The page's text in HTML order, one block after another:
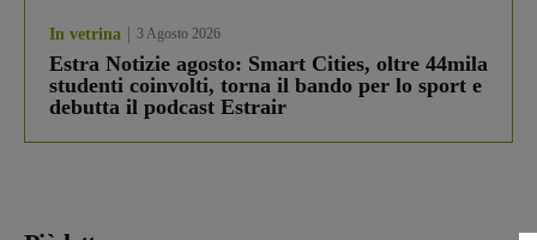
In vetrina 3 Agosto 2026
Estra Notizie agosto: Smart Cities, oltre 44mila
studenti coinvolti, torna il bando per lo sport e
debutta il podcast Estrair